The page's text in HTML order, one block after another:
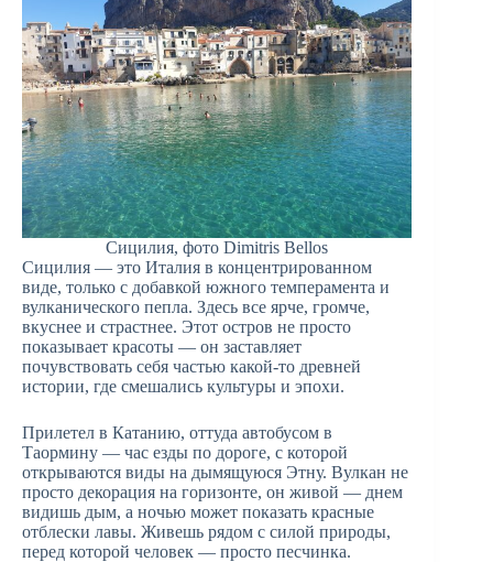
Сицилия, фото Dimitris Bellos
Сицилия — это Италия в концентрированном
виде, только с добавкой южного темперамента и
вулканического пепла. Здесь все ярче, громче,
вкуснее и страстнее. Этот остров не просто
показывает красоты — он заставляет
почувствовать себя частью какой-то древней
истории, где смешались культуры и эпохи.
Прилетел в Катанию, оттуда автобусом в
Таормину — час езды по дороге, с которой
открываются виды на дымящуюся Этну. Вулкан не
просто декорация на горизонте, он живой — днем
видишь дым, а ночью может показать красные
отблески лавы. Живешь рядом с силой природы,
перед которой человек — просто песчинка.